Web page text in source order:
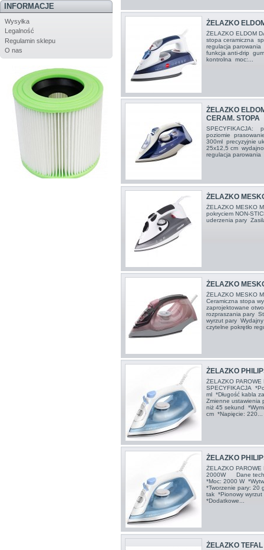
INFORMACJE
Wysyłka
Legalność
Regulamin sklepu
O nas
ŻELAZKO
ŻELAZKO ELDOM
stopa ceramiczna
regulacja
funkcja anti-drip
kontrolna moc:...
ŻELAZKO
CERAM. STOPA
SPECYFIKACJA:
poziomie
300ml precyzyjnie
25x12,5 cm
regulacja
ŻELAZKO
ŻELAZKO MESKO
pokryciem NON-
uderzenia pary
ŻELAZKO
ŻELAZKO MESKO
Ceramiczna stopa
zaprojektowane
rozpraszania pary
wyrzut pary
czytelne pokrętło
ŻELAZKO
ŻELAZKO
SPECYFIKACJA
ml *Długość kabla
Zmienne ustawienia
niż 45 sekund
cm *Napięcie: 220...
ŻELAZKO
ŻELAZKO
2000W Dane
*Moc: 2000 W
*Tworzenie pary: 20
tak *Pionowy
*Dodatkowe...
ŻELAZKO